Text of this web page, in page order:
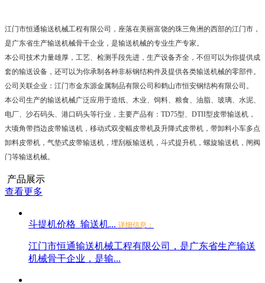
江门市恒通输送机械工程有限公司，座落在美丽富饶的珠三角洲的西部的江门市，
是广东省生产输送机械骨干企业，是输送机械的专业生产专家。
本公司技术力量雄厚，工艺、检测手段先进，生产设备齐全，不但可以为你提供成
套的输送设备，还可以为你承制各种非标钢结构件及提供各类输送机械的零部件。
公司关联企业：江门市金东源金属制品有限公司和鹤山市恒安钢结构有限公司。
本公司生产的输送机械广泛应用于造纸、木业、饲料、粮食、油脂、玻璃、水泥、
电厂、沙石码头、港口码头等行业，主要产品有：TD75型、DTII型皮带输送机，
大顷角带挡边皮带输送机，移动式双变幅皮带机及升降式皮带机，带卸料小车多点
卸料皮带机，气垫式皮带输送机，埋刮板输送机，斗式提升机，螺旋输送机，闸阀
门等输送机械。
产品展示
查看更多
斗提机价格_输送机... 详细信息：
江门市恒通输送机械工程有限公司，是广东省生产输送
机械骨干企业，是输...